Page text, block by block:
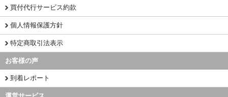
買付代行サービス約款
個人情報保護方針
特定商取引法表示
お客様の声
到着レポート